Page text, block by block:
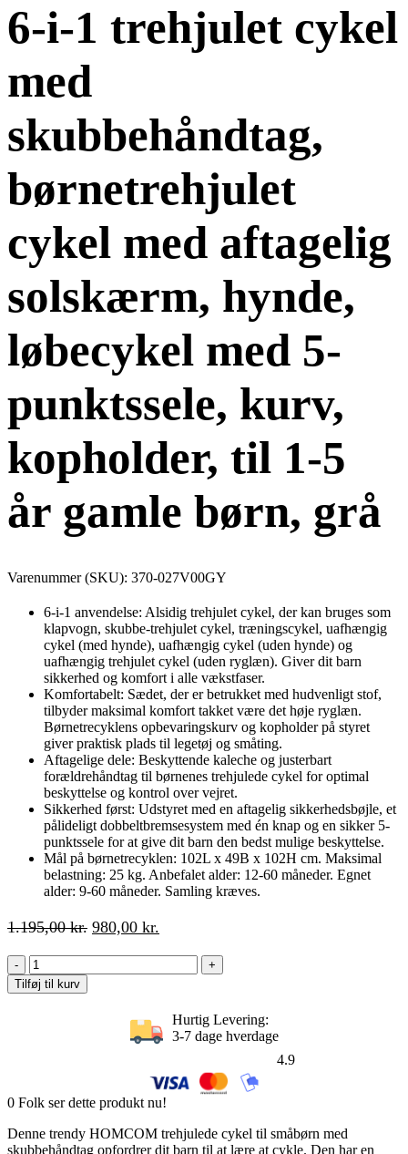
6-i-1 trehjulet cykel
med
skubbehåndtag,
børnetrehjulet
cykel med aftagelig
solskærm, hynde,
løbecykel med 5-
punktssele, kurv,
kopholder, til 1-5
år gamle børn, grå
Varenummer (SKU): 370-027V00GY
6-i-1 anvendelse: Alsidig trehjulet cykel, der kan bruges som
klapvogn, skubbe-trehjulet cykel, træningscykel, uafhængig
cykel (med hynde), uafhængig cykel (uden hynde) og
uafhængig trehjulet cykel (uden ryglæn). Giver dit barn
sikkerhed og komfort i alle vækstfaser.
Komfortabelt: Sædet, der er betrukket med hudvenligt stof,
tilbyder maksimal komfort takket være det høje ryglæn.
Børnetrecyklens opbevaringskurv og kopholder på styret
giver praktisk plads til legetøj og småting.
Aftagelige dele: Beskyttende kaleche og justerbart
forældrehåndtag til børnenes trehjulede cykel for optimal
beskyttelse og kontrol over vejret.
Sikkerhed først: Udstyret med en aftagelig sikkerhedsbøjle, et
pålideligt dobbeltbremsesystem med én knap og en sikker 5-
punktssele for at give dit barn den bedst mulige beskyttelse.
Mål på børnetrecyklen: 102L x 49B x 102H cm. Maksimal
belastning: 25 kg. Anbefalet alder: 12-60 måneder. Egnet
alder: 9-60 måneder. Samling kræves.
1.195,00kr. Den
980,00 kr.
6-
i-
1
med
aftagelig
solskærm,
Tilføj til kurv
Hurtig Levering:
3-7 dage hverdage
4.9
0 Folk ser dette produkt nu!
Denne trendy HOMCOM trehjulede cykel til småbørn med
skubbehåndtag opfordrer dit barn til at lære at cykle. Den har en